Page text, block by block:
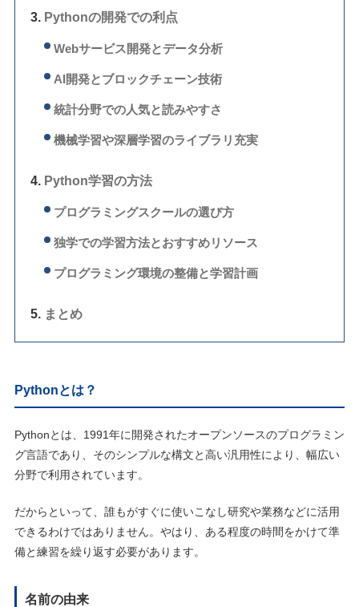
Pythonの開発での利点
Webサービス開発とデータ分析
AI開発とブロックチェーン技術
統計分野での人気と読みやすさ
機械学習や深層学習のライブラリ充実
Python学習の方法
プログラミングスクールの選び方
独学での学習方法とおすすめリソース
プログラミング環境の整備と学習計画
まとめ
Pythonとは？
Pythonとは、1991年に開発されたオープンソースのプログラミン
グ言語であり、そのシンプルな構文と高い汎用性により、幅広い
分野で利用されています。
だからといって、誰もがすぐに使いこなし研究や業務などに活用
できるわけではありません。やはり、ある程度の時間をかけて準
備と練習を繰り返す必要があります。
名前の由来